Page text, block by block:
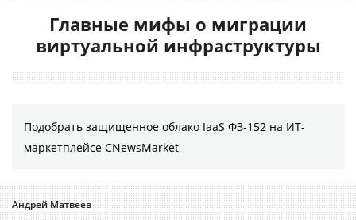
Главные мифы о миграции
виртуальной инфраструктуры
Подобрать защищенное облако IaaS ФЗ-152 на ИТ-
маркетплейсе CNewsMarket
Андрей Матвеев